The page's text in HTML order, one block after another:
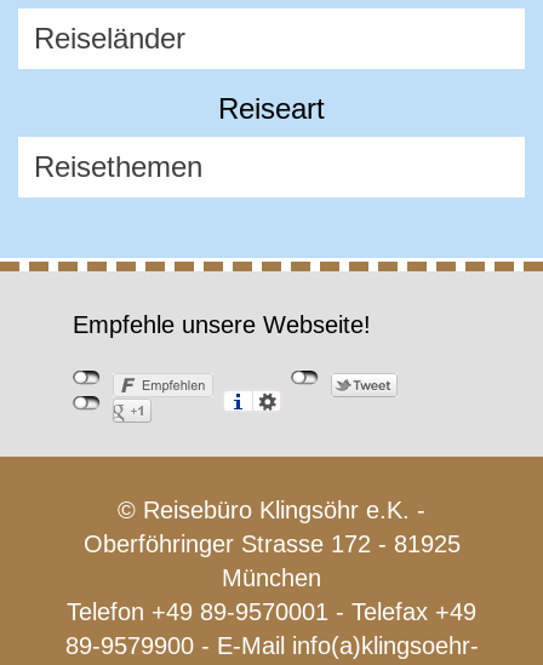
Reiseart
Empfehle unsere Webseite!
© Reisebüro Klingsöhr e.K. -
Oberföhringer Strasse 172 - 81925
München
Telefon +49 89-9570001 - Telefax +49
89-9579900 - E-Mail info(a)klingsoehr-